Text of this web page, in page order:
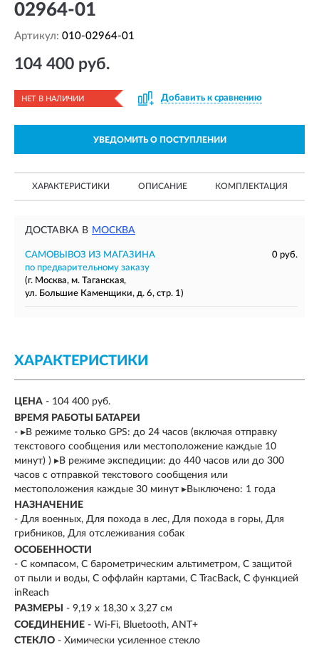
02964-01
Артикул: 010-02964-01
104 400 руб.
НЕТ В НАЛИЧИИ Добавить к сравнению
УВЕДОМИТЬ О ПОСТУПЛЕНИИ
ХАРАКТЕРИСТИКИ ОПИСАНИЕ КОМПЛЕКТАЦИЯ
ДОСТАВКА В МОСКВА
САМОВЫВОЗ ИЗ МАГАЗИНА
0 руб.
по предварительному заказу
(г. Москва, м. Таганская,
ул. Большие Каменщики, д. 6, стр. 1)
ХАРАКТЕРИСТИКИ
ЦЕНА - 104 400 руб.
ВРЕМЯ РАБОТЫ БАТАРЕИ
- ▸В режиме только GPS: до 24 часов (включая отправку
текстового сообщения или местоположение каждые 10
минут) ) ▸В режиме экспедиции: до 440 часов или до 300
часов с отправкой текстового сообщения или
местоположения каждые 30 минут ▸Выключено: 1 года
НАЗНАЧЕНИЕ
- Для военных, Для похода в лес, Для похода в горы, Для
грибников, Для отслеживания собак
ОСОБЕННОСТИ
- С компасом, С барометрическим альтиметром, С защитой
от пыли и воды, С оффлайн картами, С TracBack, С функцией
inReach
РАЗМЕРЫ
- 9,19 x 18,30 x 3,27 см
СОЕДИНЕНИЕ - Wi-Fi, Bluetooth, ANT+
СТЕКЛО - Химически усиленное стекло